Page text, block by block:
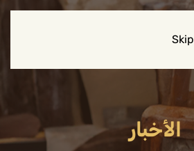
الأخبار